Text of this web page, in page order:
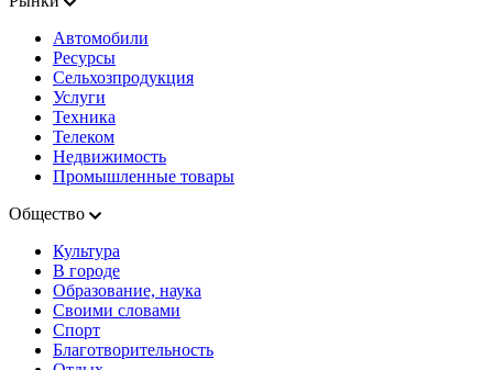
Автомобили
Ресурсы
Сельхозпродукция
Услуги
Техника
Телеком
Недвижимость
Промышленные товары
Общество
Культура
В городе
Образование, наука
Своими словами
Спорт
Благотворительность